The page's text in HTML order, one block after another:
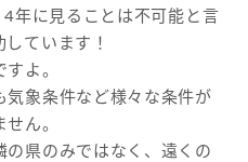
年に見ることは不可能と言
ています！
よ。
象条件など様々な条件が
ん。
の県のみではなく、遠くの